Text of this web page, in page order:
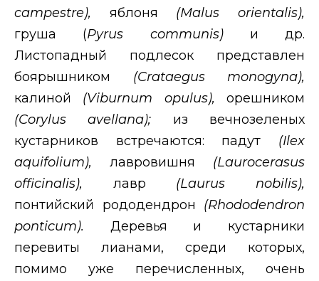
campestre), яблоня (Malus orientalis),
груша (Pyrus communis) и др.
Листопадный подлесок представлен
боярышником (Crataegus monogyna),
калиной (Viburnum opulus),орешником
(Corylus avellana); из вечнозеленых
кустарников встречаются: падут (Ilex
aquifolium), лавровишня (Laurocerasus
officinalis), лавр (Laurus nobilis),
понтийский рододендрон (Rhododendron
ponticum). Деревья и кустарники
перевиты лианами, среди которых,
помимо уже перечисленных, очень